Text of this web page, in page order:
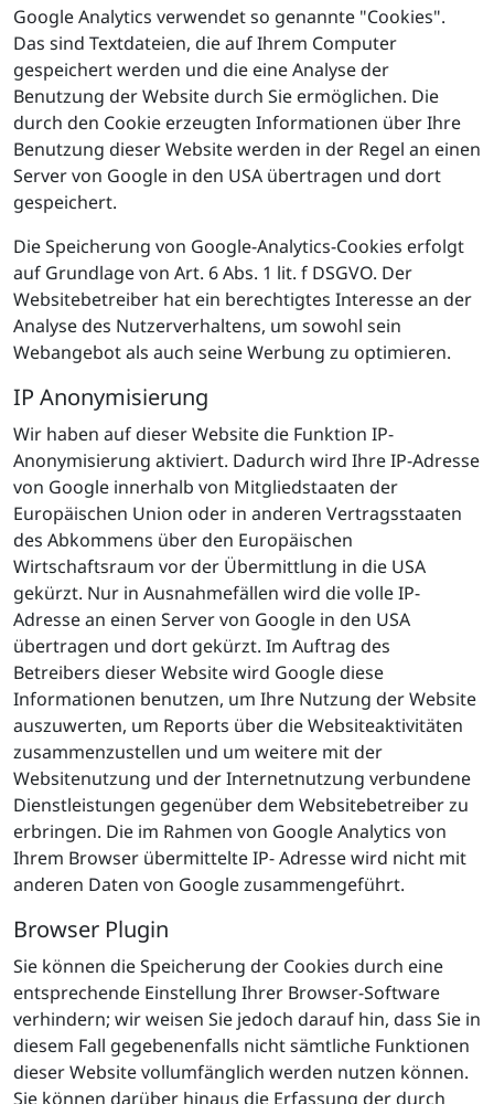
Google Analytics verwendet so genannte "Cookies".
Das sind Textdateien, die auf Ihrem Computer
gespeichert werden und die eine Analyse der
Benutzung der Website durch Sie ermöglichen. Die
durch den Cookie erzeugten Informationen über Ihre
Benutzung dieser Website werden in der Regel an einen
Server von Google in den USA übertragen und dort
gespeichert.
Die Speicherung von Google-Analytics-Cookies erfolgt
auf Grundlage von Art. 6 Abs. 1 lit. f DSGVO. Der
Websitebetreiber hat ein berechtigtes Interesse an der
Analyse des Nutzerverhaltens, um sowohl sein
Webangebot als auch seine Werbung zu optimieren.
IP Anonymisierung
Wir haben auf dieser Website die Funktion IP-
Anonymisierung aktiviert. Dadurch wird Ihre IP-Adresse
von Google innerhalb von Mitgliedstaaten der
Europäischen Union oder in anderen Vertragsstaaten
des Abkommens über den Europäischen
Wirtschaftsraum vor der Übermittlung in die USA
gekürzt. Nur in Ausnahmefällen wird die volle IP-
Adresse an einen Server von Google in den USA
übertragen und dort gekürzt. Im Auftrag des
Betreibers dieser Website wird Google diese
Informationen benutzen, um Ihre Nutzung der Website
auszuwerten, um Reports über die Websiteaktivitäten
zusammenzustellen und um weitere mit der
Websitenutzung und der Internetnutzung verbundene
Dienstleistungen gegenüber dem Websitebetreiber zu
erbringen. Die im Rahmen von Google Analytics von
Ihrem Browser übermittelte IP- Adresse wird nicht mit
anderen Daten von Google zusammengeführt.
Browser Plugin
Sie können die Speicherung der Cookies durch eine
entsprechende Einstellung Ihrer Browser-Software
verhindern; wir weisen Sie jedoch darauf hin, dass Sie in
diesem Fall gegebenenfalls nicht sämtliche Funktionen
dieser Website vollumfänglich werden nutzen können.
Sie können darüber hinaus die Erfassung der durch